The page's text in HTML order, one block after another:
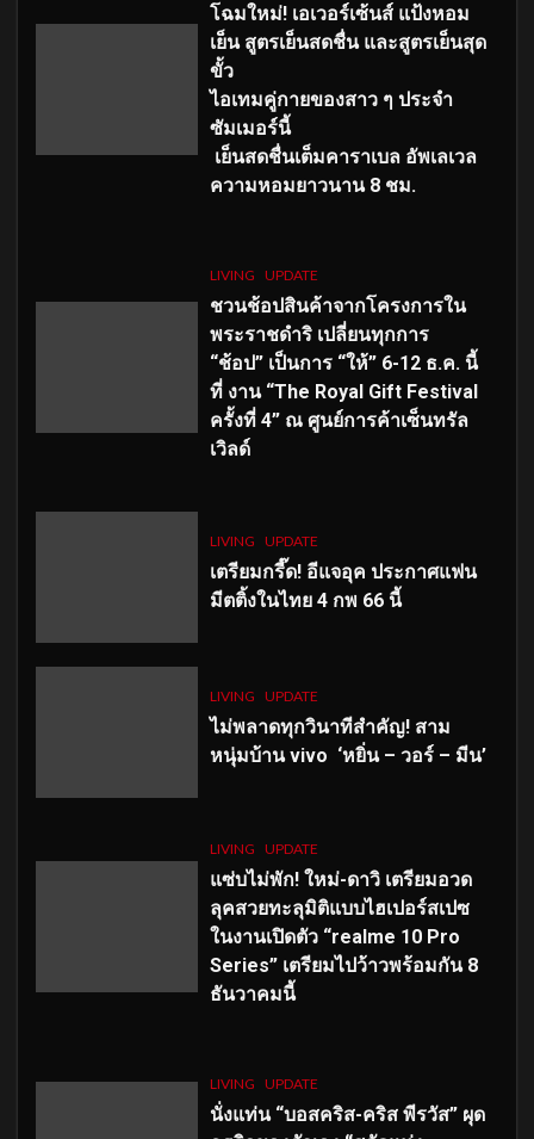
โฉมใหม่! เอเวอร์เซ้นส์ แป้งหอม
เย็น สูตรเย็นสดชื่น และสูตรเย็นสุด
ขั้ว
ไอเทมคู่กายของสาว ๆ ประจำ
ซัมเมอร์นี้
เย็นสดชื่นเต็มคาราเบล อัพเลเวล
ความหอมยาวนาน 8 ชม.
LIVING UPDATE
ชวนช้อปสินค้าจากโครงการใน
พระราชดำริ เปลี่ยนทุกการ
“ช้อป” เป็นการ “ให้” 6-12 ธ.ค. นี้
ที่ งาน “The Royal Gift Festival
ครั้งที่ 4” ณ ศูนย์การค้าเซ็นทรัล
เวิลด์
LIVING UPDATE
เตรียมกรี๊ด! อีแจอุค ประกาศแฟน
มีตติ้งในไทย 4 กพ 66 นี้
LIVING UPDATE
ไม่พลาดทุกวินาทีสำคัญ! สาม
หนุ่มบ้าน vivo ‘หยิ่น – วอร์ – มีน’
LIVING UPDATE
แซ่บไม่พัก! ใหม่-ดาวิ เตรียมอวด
ลุคสวยทะลุมิติแบบไฮเปอร์สเปซ
ในงานเปิดตัว “realme 10 Pro
Series” เตรียมไปว้าวพร้อมกัน 8
ธันวาคมนี้
LIVING UPDATE
นั่งแท่น “บอสคริส-คริส พีรวัส” ผุด